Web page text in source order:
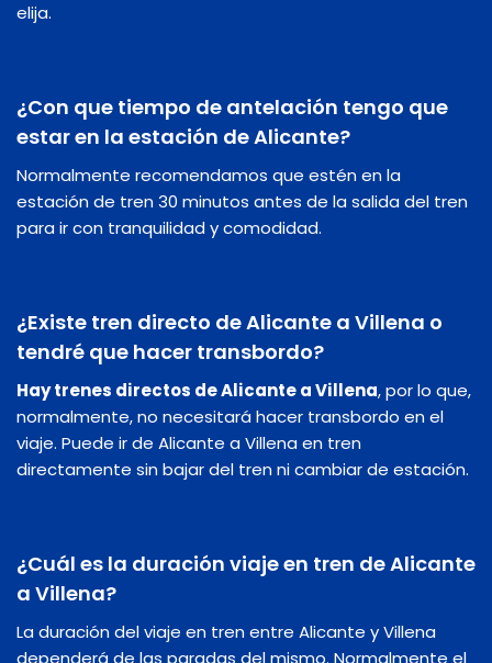
elija.
¿Con que tiempo de antelación tengo que
estar en la estación de Alicante?
Normalmente recomendamos que estén en la
estación de tren 30 minutos antes de la salida del tren
para ir con tranquilidad y comodidad.
¿Existe tren directo de Alicante a Villena o
tendré que hacer transbordo?
Hay trenes directos de Alicante a Villena, por lo que,
normalmente, no necesitará hacer transbordo en el
viaje. Puede ir de Alicante a Villena en tren
directamente sin bajar del tren ni cambiar de estación.
¿Cuál es la duración viaje en tren de Alicante
a Villena?
La duración del viaje en tren entre Alicante y Villena
dependerá de las paradas del mismo. Normalmente el